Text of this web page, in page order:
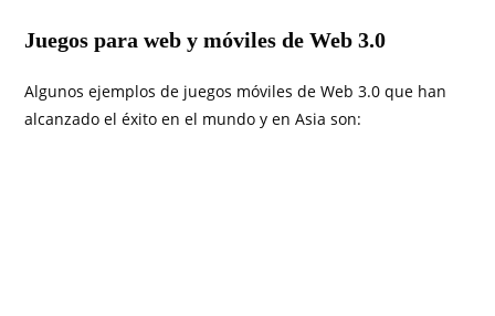
Juegos para web y móviles de Web 3.0
Algunos ejemplos de juegos móviles de Web 3.0 que han
alcanzado el éxito en el mundo y en Asia son: